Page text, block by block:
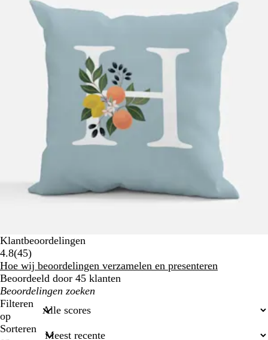
Klantbeoordelingen
4.8(4545
klantbeoordelingen
)
Hoe wij beoordelingen verzamelen en presenteren
Beoordeeld door 45 klanten
Mijn
zoekopdrachten
Filteren
op
Sorteren